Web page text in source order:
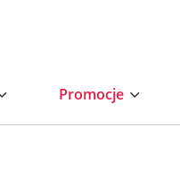
Promocje